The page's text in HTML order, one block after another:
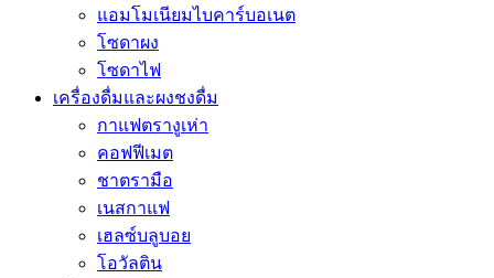
แอมโมเนียมไบคาร์บอเนต
โซดาผง
โซดาไฟ
เครื่องดื่มและผงชงดื่ม
กาแฟตรางูเห่า
คอฟฟีเมต
ชาตรามือ
เนสกาแฟ
เฮลซ์บลูบอย
โอวัลติน